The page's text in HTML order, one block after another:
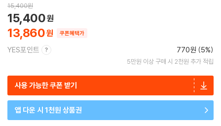
15,400원
13,860
15,400
쿠폰혜택가
YES포인트 770원 (5%)
5만원 이상 구매 시 2천원 추가 적립
사용 가능한 쿠폰 받기
앱 다운 시 1천원 상품권